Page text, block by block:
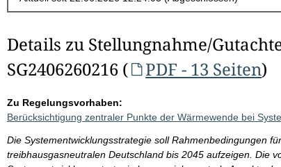
Details zu Stellungnahme/
SG2406260216 (
PDF - 13 Seiten)
Zu Regelungsvorhaben:
Berücksichtigung zentraler Punkte der Wärmewende bei
Die Systementwicklungsstrategie soll Rahmenbedingungen
treibhausgasneutralen Deutschland bis 2045 aufzeigen. Die